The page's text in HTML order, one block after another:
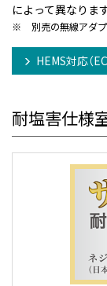
によって異なります
※ 別売の無線アダ
HEMS対応（
耐塩害仕様